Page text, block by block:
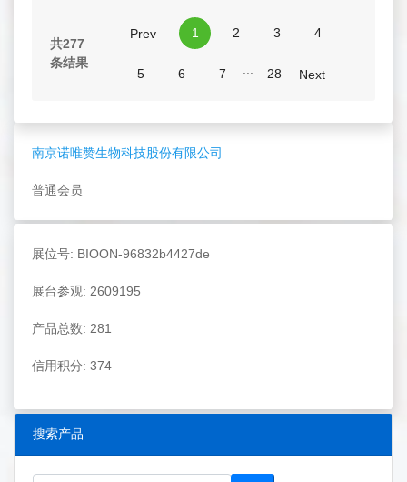
南京诺唯赞生物科技股份有限公司
普通会员
展位号: BIOON-96832b4427de
展台参观: 2609195
产品总数: 281
信用积分: 374
搜索产品
共277
条结果
Prev 1 2 3 4
5 6 7 28 Next